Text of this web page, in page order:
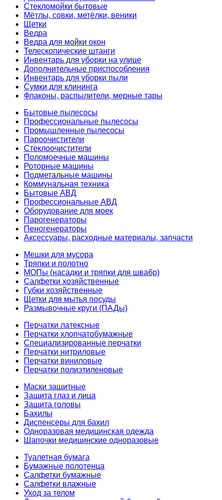
Стекломойки бытовые
Мётлы, совки, метёлки, веники
Щетки
Ведра
Ведра для мойки окон
Телескопические штанги
Инвентарь для уборки на улице
Дополнительные приспособления
Инвентарь для уборки пыли
Сумки для клининга
Флаконы, распылители, мерные тары
Бытовые пылесосы
Профессиональные пылесосы
Промышленные пылесосы
Пароочистители
Стеклоочистители
Поломоечные машины
Роторные машины
Подметальные машины
Коммунальная техника
Бытовые АВД
Профессиональные АВД
Оборудование для моек
Парогенераторы
Пеногенераторы
Аксессуары, расходные материалы, запчасти
Мешки для мусора
Тряпки и полотно
МОПы (насадки и тряпки для швабр)
Салфетки хозяйственные
Губки хозяйственные
Щетки для мытья посуды
Размывочные круги (ПАДы)
Перчатки латексные
Перчатки хлопчатобумажные
Специализированные перчатки
Перчатки нитриловые
Перчатки виниловые
Перчатки полиэтиленовые
Маски защитные
Защита глаз и лица
Защита головы
Бахилы
Диспенсеры для бахил
Одноразовая медицинская одежда
Шапочки медицинские одноразовые
Туалетная бумага
Бумажные полотенца
Салфетки бумажные
Салфетки влажные
Уход за телом